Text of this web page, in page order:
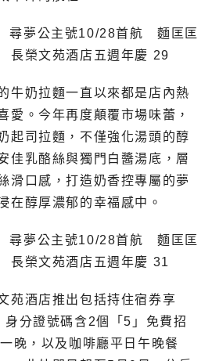
牛奶拉麵一直以來都是店內熱
愛。今年再度顛覆市場味蕾，
起司拉麵，不僅強化湯頭的醇
佳乳酪絲與獨門白醬湯底，層
滑口感，打造奶香控專屬的夢
在醇厚濃郁的幸福感中。
苑酒店推出包括持住宿券享
身分證號碼含2個「5」免費招
晚，以及咖啡廳平日午晚餐